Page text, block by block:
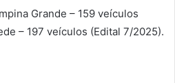
Grande – 159 veículos
– 197 veículos (Edital 7/2025).